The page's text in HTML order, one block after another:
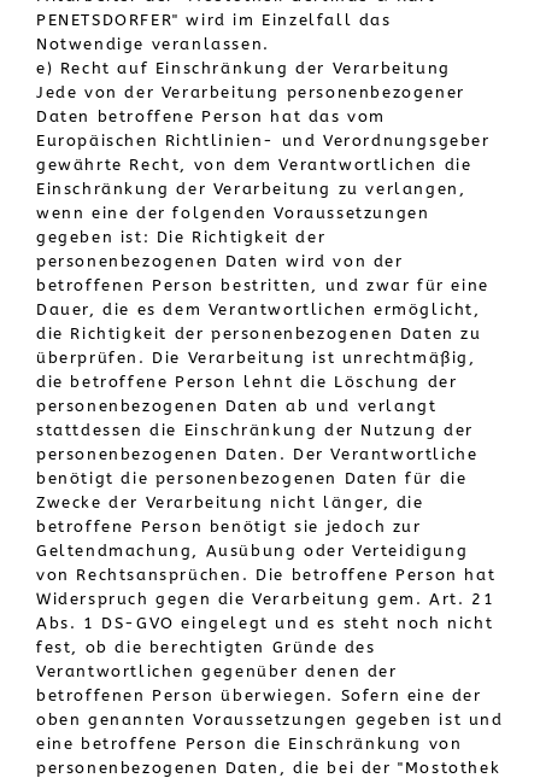
PENETSDORFER" wird im Einzelfall das
Notwendige veranlassen.
e) Recht auf Einschränkung der Verarbeitung
Jede von der Verarbeitung personenbezogener
Daten betroffene Person hat das vom
Europäischen Richtlinien- und Verordnungsgeber
gewährte Recht, von dem Verantwortlichen die
Einschränkung der Verarbeitung zu verlangen,
wenn eine der folgenden Voraussetzungen
gegeben ist: Die Richtigkeit der
personenbezogenen Daten wird von der
betroffenen Person bestritten, und zwar für eine
Dauer, die es dem Verantwortlichen ermöglicht,
die Richtigkeit der personenbezogenen Daten zu
überprüfen. Die Verarbeitung ist unrechtmäßig,
die betroffene Person lehnt die Löschung der
personenbezogenen Daten ab und verlangt
stattdessen die Einschränkung der Nutzung der
personenbezogenen Daten. Der Verantwortliche
benötigt die personenbezogenen Daten für die
Zwecke der Verarbeitung nicht länger, die
betroffene Person benötigt sie jedoch zur
Geltendmachung, Ausübung oder Verteidigung
von Rechtsansprüchen. Die betroffene Person hat
Widerspruch gegen die Verarbeitung gem. Art. 21
Abs. 1 DS-GVO eingelegt und es steht noch nicht
fest, ob die berechtigten Gründe des
Verantwortlichen gegenüber denen der
betroffenen Person überwiegen. Sofern eine der
oben genannten Voraussetzungen gegeben ist und
eine betroffene Person die Einschränkung von
personenbezogenen Daten, die bei der "Mostothek